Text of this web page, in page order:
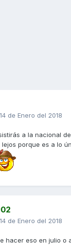
14 de Enero del 2018
a la nacional
porque es a lo
14 de Enero del 2018
hacer eso en julio o